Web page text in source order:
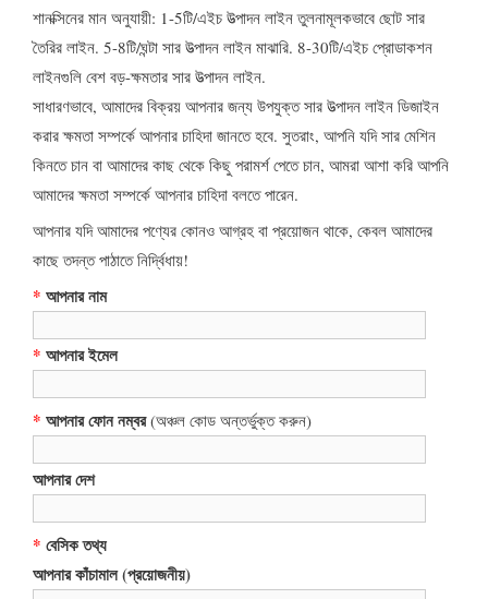
শানক্সিনের মান অনুযায়ী: 1-5টি/এইচ উত্পাদন লাইন তুলনামূলকভাবে ছোট সার
তৈরির লাইন. 5-8টি/ঘন্টা সার উত্পাদন লাইন মাঝারি. 8-30টি/এইচ প্রোডাকশন
লাইনগুলি বেশ বড়-ক্ষমতার সার উত্পাদন লাইন.
সাধারণভাবে, আমাদের বিক্রয় আপনার জন্য উপযুক্ত সার উত্পাদন লাইন ডিজাইন
করার ক্ষমতা সম্পর্কে আপনার চাহিদা জানতে হবে. সুতরাং, আপনি যদি সার মেশিন
কিনতে চান বা আমাদের কাছ থেকে কিছু পরামর্শ পেতে চান, আমরা আশা করি আপনি
আমাদের ক্ষমতা সম্পর্কে আপনার চাহিদা বলতে পারেন.
আপনার যদি আমাদের পণ্যের কোনও আগ্রহ বা প্রয়োজন থাকে, কেবল আমাদের
কাছে তদন্ত পাঠাতে নির্দ্বিধায়!
* আপনার নাম
* আপনার ইমেল
* আপনার ফোন নম্বর(অঞ্চল কোড অন্তর্ভুক্ত করুন)
আপনার দেশ
* বেসিক তথ্য
আপনার কাঁচামাল (প্রয়োজনীয়)